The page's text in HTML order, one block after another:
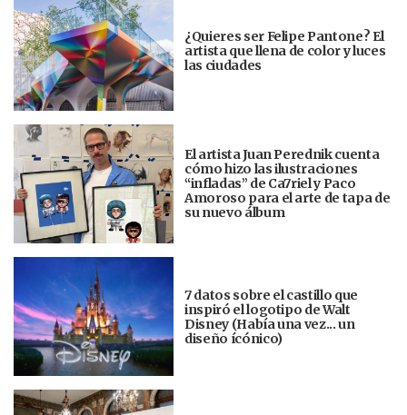
¿Quieres ser Felipe Pantone? El
artista que llena de color y luces
las ciudades
El artista Juan Perednik cuenta
cómo hizo las ilustraciones
“infladas” de Ca7riel y Paco
Amoroso para el arte de tapa de
su nuevo álbum
7 datos sobre el castillo que
inspiró el logotipo de Walt
Disney (Había una vez... un
diseño ícónico)